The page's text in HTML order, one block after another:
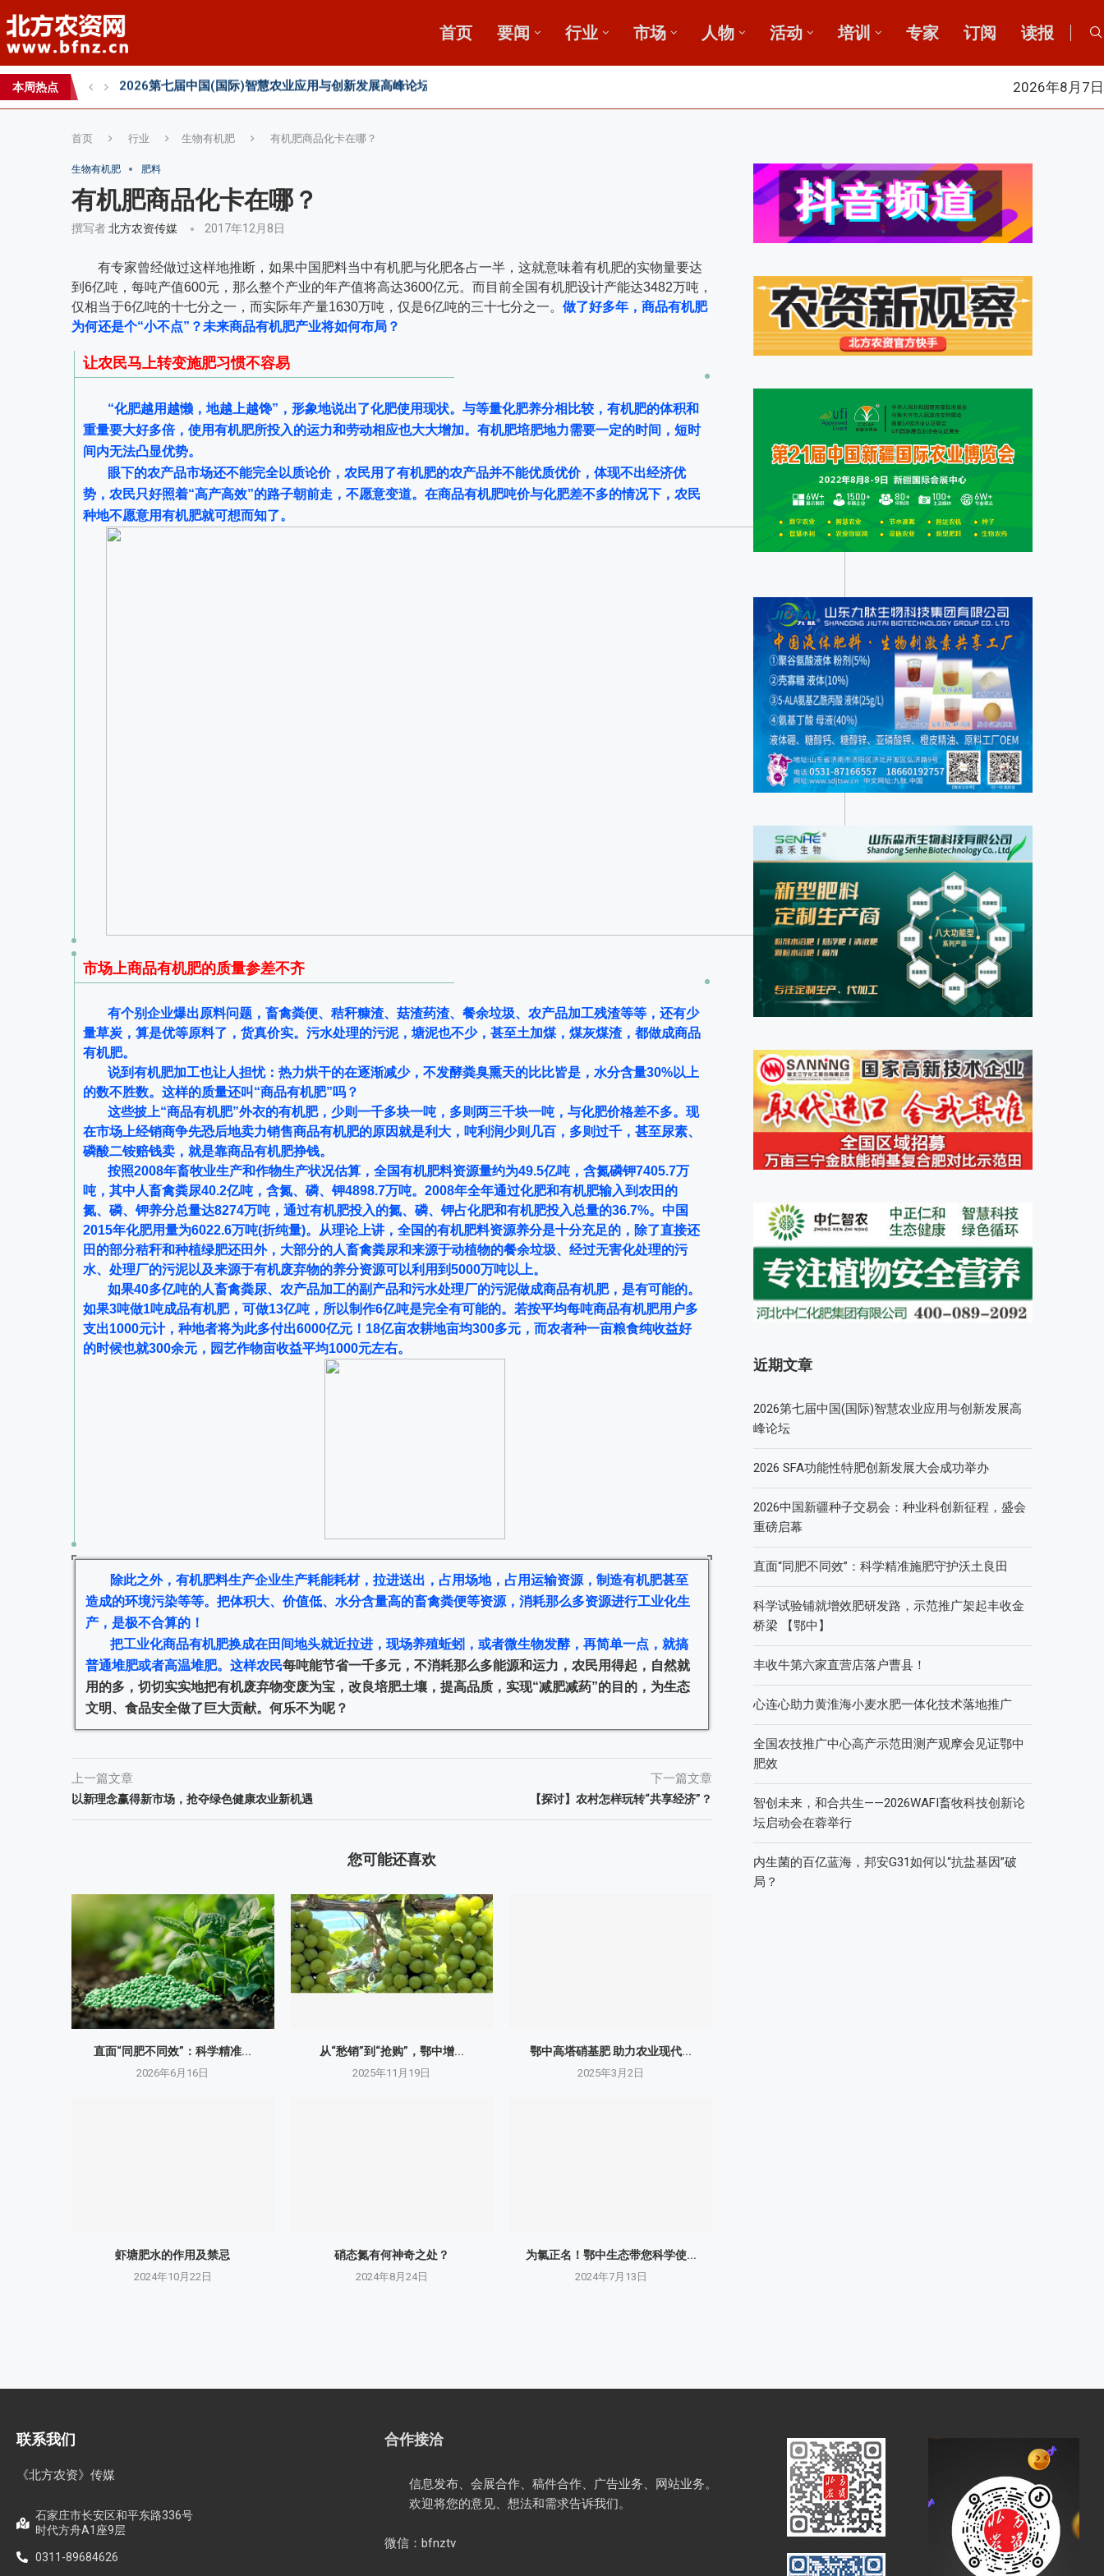
首页 要闻 行业 市场 人物 活动 培训 专家 订阅 读报
本周热点
2026中国新疆种子交易会：种业科创新征程，盛会重磅启幕
直面“同肥不同效”：科学精准施肥守护沃土良田
2026年8月7日
首页 行业 生物有机肥 有机肥商品化卡在哪？
生物有机肥 肥料
有机肥商品化卡在哪？
撰写者北方农资传媒 2017年12月8日
有专家曾经做过这样地推断，如果中国肥料当中有机肥与化肥各占一半，这就意味着有机肥的实物量要达
到6亿吨，每吨产值600元，那么整个产业的年产值将高达3600亿元。而目前全国有机肥设计产能达3482万吨，
仅相当于6亿吨的十七分之一，而实际年产量1630万吨，仅是6亿吨的三十七分之一。 做了好多年，商品有机肥
为何还是个“小不点”？未来商品有机肥产业将如何布局？
让农民马上转变施肥习惯不容易
“化肥越用越懒，地越上越馋”，形象地说出了化肥使用现状。与等量化肥养分相比较，有机肥的体积和
重量要大好多倍，使用有机肥所投入的运力和劳动相应也大大增加。有机肥培肥地力需要一定的时间，短时
间内无法凸显优势。
眼下的农产品市场还不能完全以质论价，农民用了有机肥的农产品并不能优质优价，体现不出经济优
势，农民只好照着“高产高效”的路子朝前走，不愿意变道。 在商品有机肥吨价与化肥差不多的情况下，农民
种地不愿意用有机肥就可想而知了。
市场上商品有机肥的质量参差不齐
有个别企业爆出原料问题，畜禽粪便、秸秆糠渣、菇渣药渣、餐余垃圾、农产品加工残渣等等，还有少
量草炭，算是优等原料了，货真价实。污水处理的污泥，塘泥也不少，甚至土加煤，煤灰煤渣，都做成商品
有机肥。
说到有机肥加工也让人担忧：热力烘干的在逐渐减少，不发酵粪臭熏天的比比皆是，水分含量30%以上
的数不胜数。这样的质量还叫“商品有机肥”吗？
这些披上“商品有机肥”外衣的有机肥，少则一千多块一吨，多则两三千块一吨，与化肥价格差不多。 现
在市场上经销商争先恐后地卖力销售商品有机肥的原因就是利大，吨利润少则几百，多则过千，甚至尿素、
磷酸二铵赔钱卖，就是靠商品有机肥挣钱。
按照2008年畜牧业生产和作物生产状况估算，全国有机肥料资源量约为49.5亿吨，含氮磷钾7405.7万
吨，其中人畜禽粪尿40.2亿吨，含氮、磷、钾4898.7万吨。2008年全年通过化肥和有机肥输入到农田的
氮、磷、钾养分总量达8274万吨，通过有机肥投入的氮、磷、钾占化肥和有机肥投入总量的36.7%。中国
2015年化肥用量为6022.6万吨(折纯量)。从理论上讲，全国的有机肥料资源养分是十分充足的，除了直接还
田的部分秸秆和种植绿肥还田外，大部分的人畜禽粪尿和来源于动植物的餐余垃圾、经过无害化处理的污
水、处理厂的污泥以及来源于有机废弃物的养分资源可以利用到5000万吨以上。
如果40多亿吨的人畜禽粪尿、农产品加工的副产品和污水处理厂的污泥做成商品有机肥，是有可能的。
如果3吨做1吨成品有机肥，可做13亿吨，所以制作6亿吨是完全有可能的。若按平均每吨商品有机肥用户多
支出1000元计，种地者将为此多付出6000亿元！18亿亩农耕地亩均300多元，而农者种一亩粮食纯收益好
的时候也就300余元，园艺作物亩收益平均1000元左右。
除此之外， 有机肥料生产企业生产耗能耗材，拉进送出，占用场地，占用运输资源，制造有机肥甚至
造成的环境污染等等。把体积大、价值低、水分含量高的畜禽粪便等资源，消耗那么多资源进行工业化生
产，是极不合算的！
把工业化商品有机肥换成在田间地头就近拉进，现场养殖蚯蚓，或者微生物发酵，再简单一点，就搞
普通堆肥或者高温堆肥。这样农民每吨能节省一千多元，不消耗那么多能源和运力，农民用得起，自然就
用的多，切切实实地把有机废弃物变废为宝，改良培肥土壤，提高品质，实现“减肥减药”的目的，为生态
文明、食品安全做了巨大贡献。何乐不为呢？
上一篇文章
以新理念赢得新市场，抢夺绿色健康农业新机遇
下一篇文章
【探讨】农村怎样玩转“共享经济”？
您可能还喜欢
直面“同肥不同效”：科学精准...
2026年6月16日
从“愁销”到“抢购”，鄂中增...
2025年11月19日
鄂中高塔硝基肥 助力农业现代...
2025年3月2日
虾塘肥水的作用及禁忌
2024年10月22日
硝态氮有何神奇之处？
2024年8月24日
为氯正名！鄂中生态带您科学使...
2024年7月13日
近期文章
2026第七届中国(国际)智慧农业应用与创新发展高
峰论坛
2026 SFA功能性特肥创新发展大会成功举办
2026中国新疆种子交易会：种业科创新征程，盛会
重磅启幕
直面“同肥不同效”：科学精准施肥守护沃土良田
科学试验铺就增效肥研发路，示范推广架起丰收金
桥梁 【鄂中】
丰收牛第六家直营店落户曹县！
心连心助力黄淮海小麦水肥一体化技术落地推广
全国农技推广中心高产示范田测产观摩会见证鄂中
肥效
智创未来，和合共生——2026WAFI畜牧科技创新论
坛启动会在蓉举行
内生菌的百亿蓝海，邦安G31如何以“抗盐基因”破
局？
联系我们
《北方农资》传媒
石家庄市长安区和平东路336号
时代方舟A1座9层
0311-89684626
合作接洽
信息发布、会展合作、稿件合作、广告业务、网站业务。
欢迎将您的意见、想法和需求告诉我们。
微信：bfnztv